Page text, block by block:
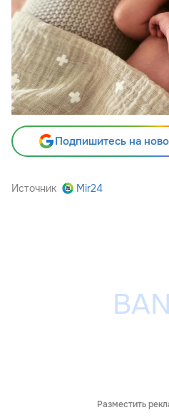
Подпишитесь на
Источник Mir24
Разместить